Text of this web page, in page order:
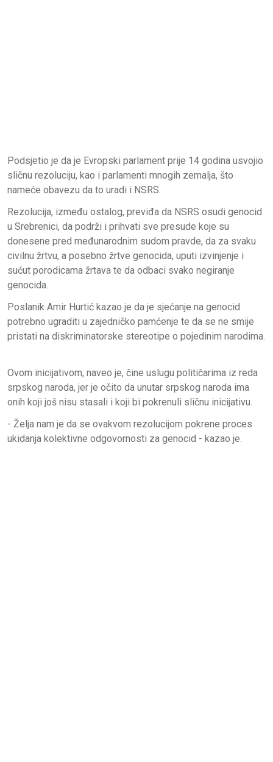
Podsjetio je da je Evropski parlament prije 14 godina usvojio
sličnu rezoluciju, kao i parlamenti mnogih zemalja, što
nameće obavezu da to uradi i NSRS.
Rezolucija, između ostalog, previđa da NSRS osudi genocid
u Srebrenici, da podrži i prihvati sve presude koje su
donesene pred međunarodnim sudom pravde, da za svaku
civilnu žrtvu, a posebno žrtve genocida, uputi izvinjenje i
sućut porodicama žrtava te da odbaci svako negiranje
genocida.
Poslanik Amir Hurtić kazao je da je sjećanje na genocid
potrebno ugraditi u zajedničko pamćenje te da se ne smije
pristati na diskriminatorske stereotipe o pojedinim narodima.
Ovom inicijativom, naveo je, čine uslugu političarima iz reda
srpskog naroda, jer je očito da unutar srpskog naroda ima
onih koji još nisu stasali i koji bi pokrenuli sličnu inicijativu.
- Želja nam je da se ovakvom rezolucijom pokrene proces
ukidanja kolektivne odgovornosti za genocid - kazao je.